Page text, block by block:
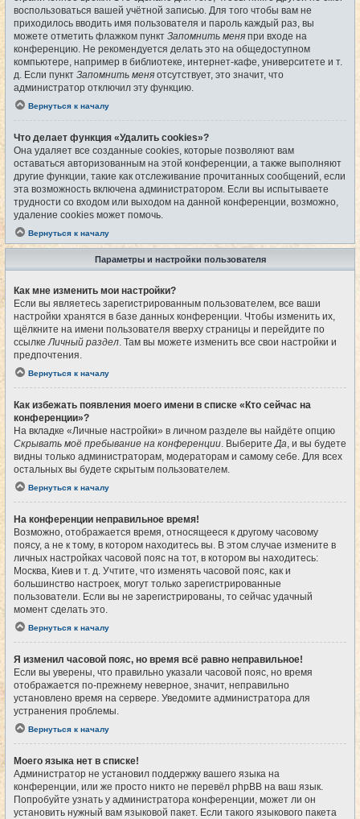
воспользоваться вашей учётной записью. Для того чтобы вам не
приходилось вводить имя пользователя и пароль каждый раз, вы
можете отметить флажком пункт Запомнить меня при входе на
конференцию. Не рекомендуется делать это на общедоступном
компьютере, например в библиотеке, интернет-кафе, университете и т.
д. Если пункт Запомнить меня отсутствует, это значит, что
администратор отключил эту функцию.
Вернуться к началу
Что делает функция «Удалить cookies»?
Она удаляет все созданные cookies, которые позволяют вам
оставаться авторизованным на этой конференции, а также выполняют
другие функции, такие как отслеживание прочитанных сообщений, если
эта возможность включена администратором. Если вы испытываете
трудности со входом или выходом на данной конференции, возможно,
удаление cookies может помочь.
Вернуться к началу
Параметры и настройки пользователя
Как мне изменить мои настройки?
Если вы являетесь зарегистрированным пользователем, все ваши
настройки хранятся в базе данных конференции. Чтобы изменить их,
щёлкните на имени пользователя вверху страницы и перейдите по
ссылкеЛичный раздел. Там вы можете изменить все свои настройки и
предпочтения.
Вернуться к началу
Как избежать появления моего имени в списке «Кто сейчас на
конференции»?
На вкладке «Личные настройки» в личном разделе вы найдёте опцию
Скрывать моё пребывание на конференции. ВыберитеДа, и вы будете
видны только администраторам, модераторам и самому себе. Для всех
остальных вы будете скрытым пользователем.
Вернуться к началу
На конференции неправильное время!
Возможно, отображается время, относящееся к другому часовому
поясу, а не к тому, в котором находитесь вы. В этом случае измените в
личных настройках часовой пояс на тот, в котором вы находитесь:
Москва, Киев и т. д. Учтите, что изменять часовой пояс, как и
большинство настроек, могут только зарегистрированные
пользователи. Если вы не зарегистрированы, то сейчас удачный
момент сделать это.
Вернуться к началу
Я изменил часовой пояс, но время всё равно неправильное!
Если вы уверены, что правильно указали часовой пояс, но время
отображается по-прежнему неверное, значит, неправильно
установлено время на сервере. Уведомите администратора для
устранения проблемы.
Вернуться к началу
Моего языка нет в списке!
Администратор не установил поддержку вашего языка на
конференции, или же просто никто не перевёл phpBB на ваш язык.
Попробуйте узнать у администратора конференции, может ли он
установить нужный вам языковой пакет. Если такого языкового пакета